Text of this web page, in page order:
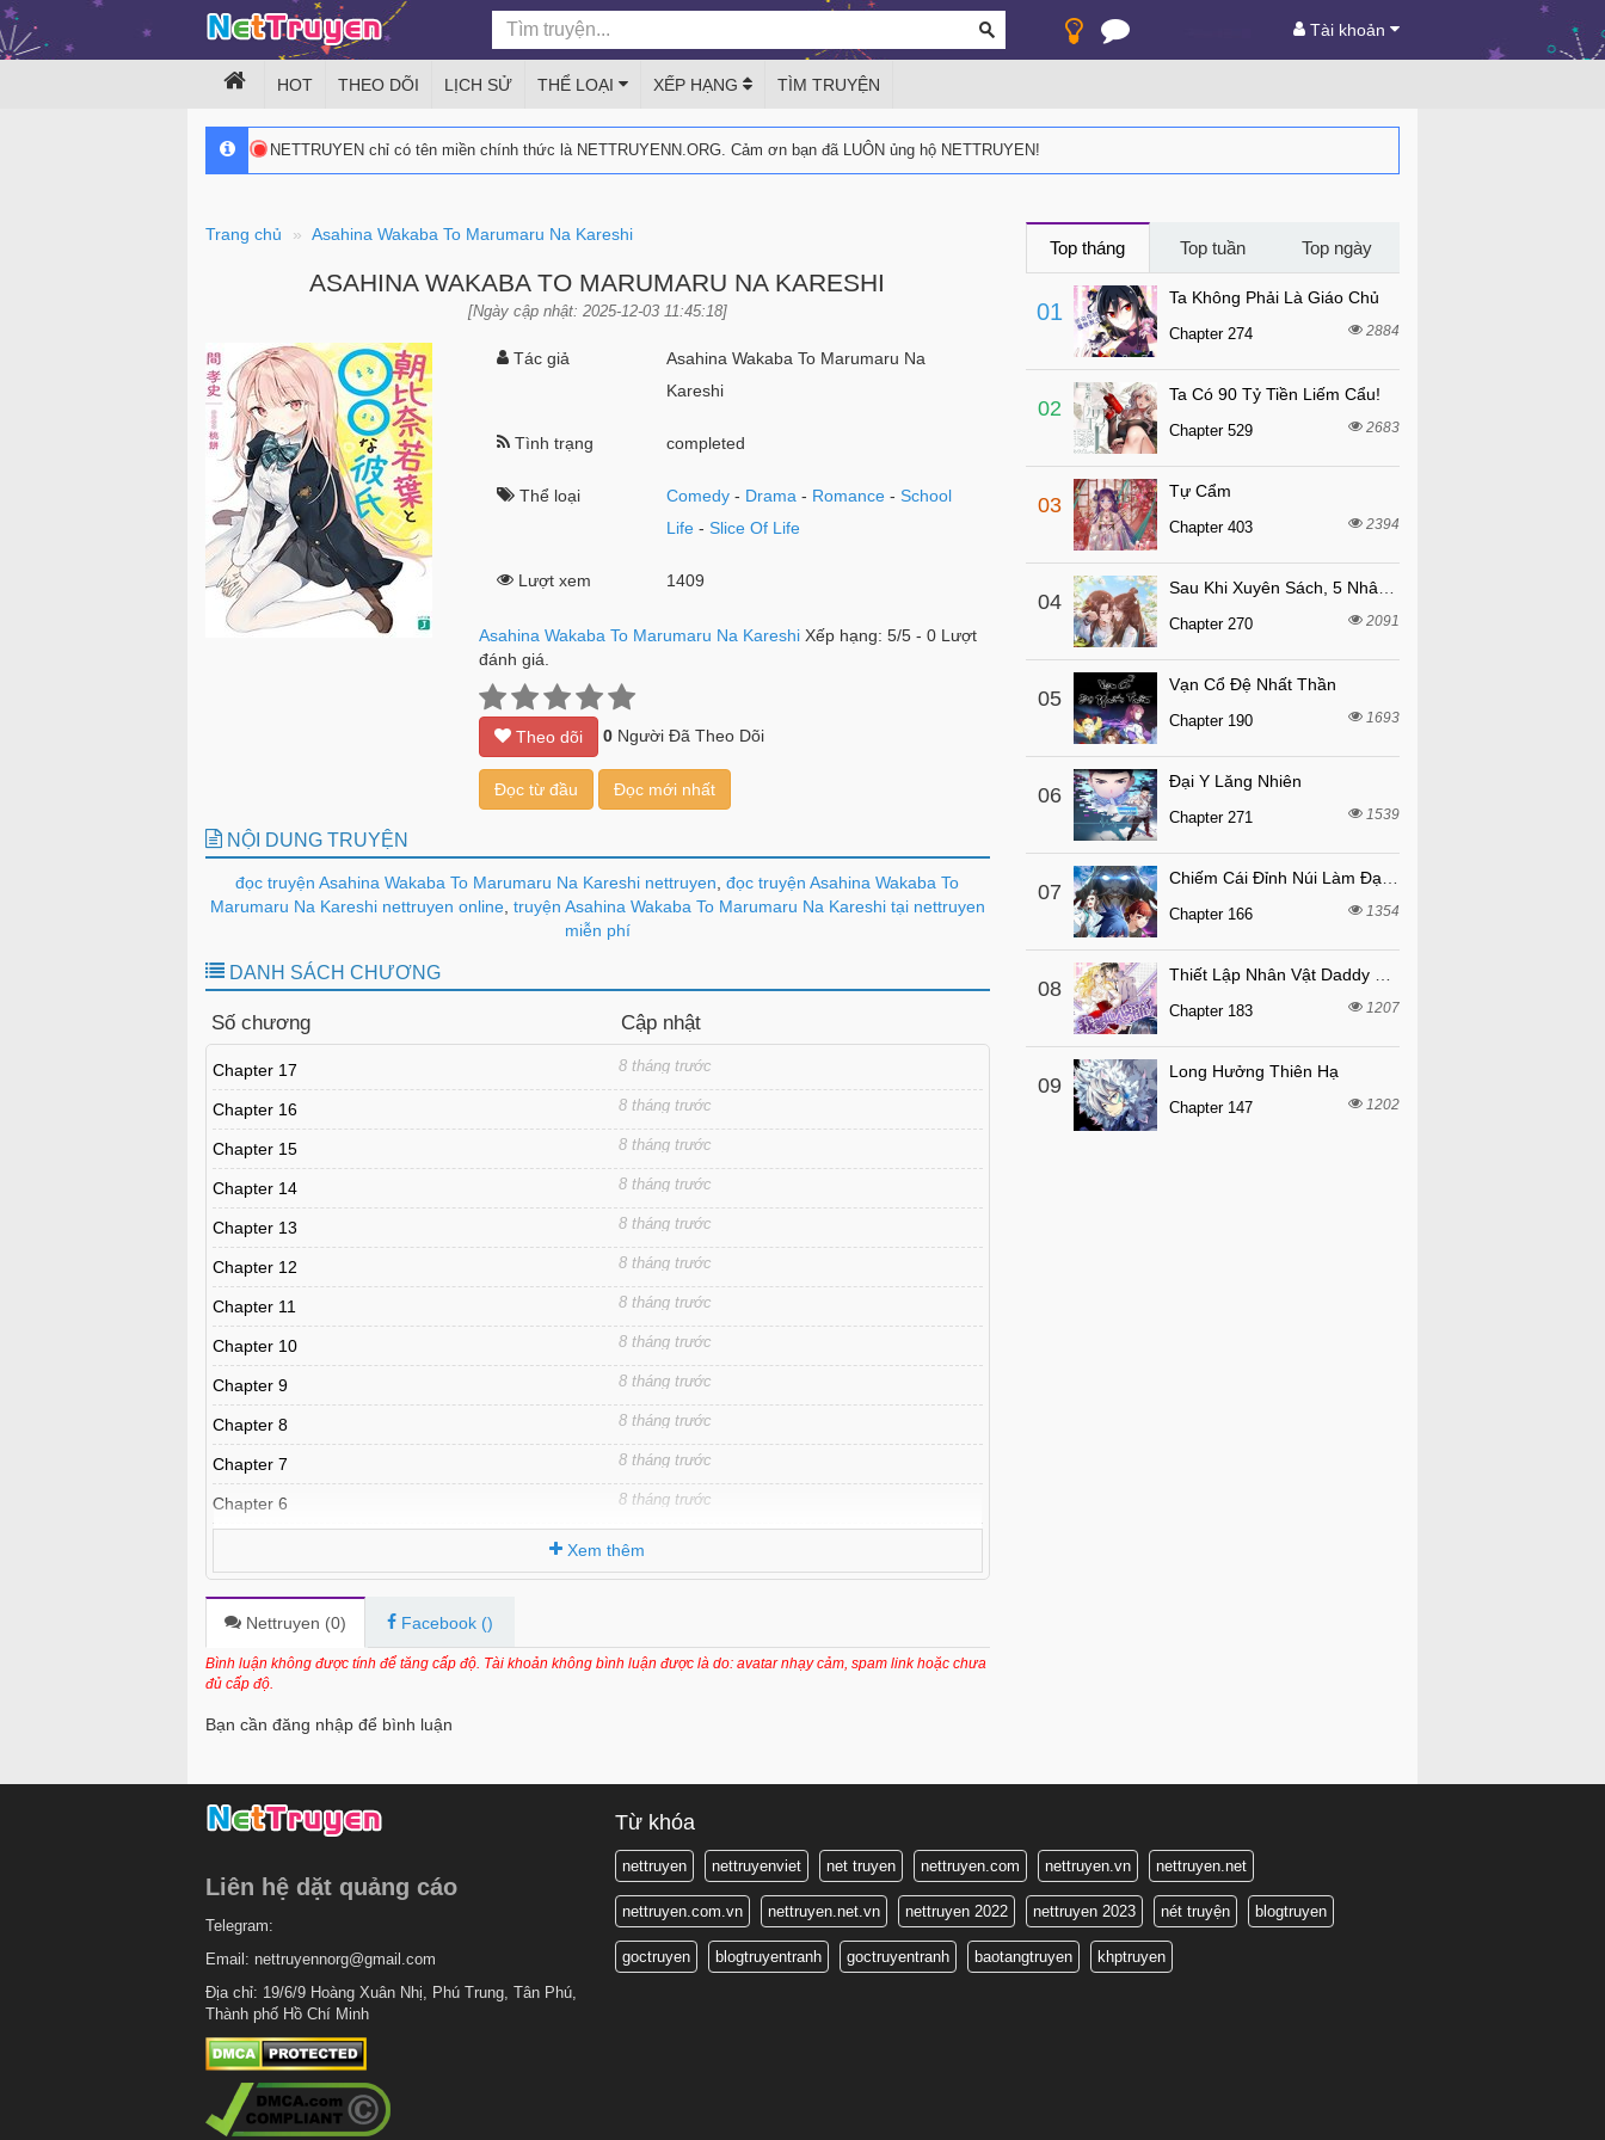
Tài khoản
HOT THEO DÕI LỊCH SỬ THỂ LOẠI XẾP HẠNG TÌM TRUYỆN
NETTRUYEN chỉ có tên miền chính thức là NETTRUYENN.ORG. Cảm ơn bạn đã LUÔN ủng hộ NETTRUYEN!
Trang chủ Asahina Wakaba To Marumaru Na Kareshi
ASAHINA WAKABA TO MARUMARU NA KARESHI
[Ngày cập nhật: 2025-12-03 11:45:18]
Tác giả
Asahina Wakaba To Marumaru Na
Kareshi
Tình trạng completed
Thể loại Comedy - Drama - Romance -School
Life -Slice Of Life
Lượt xem 1409
Asahina Wakaba To Marumaru Na Kareshi Xếp hạng: 5/5- 0Lượt
đánh giá.
Theo dõi 0Người Đã Theo Dõi
Đọc từ đầu Đọc mới nhất
NỘI DUNG TRUYỆN
đọc truyện Asahina Wakaba To Marumaru Na Kareshi nettruyen đọc truyện Asahina Wakaba To
Marumaru Na Kareshi nettruyen online, truyện Asahina Wakaba To Marumaru Na Kareshi tại nettruyen
miễn phí
DANH SÁCH CHƯƠNG
Số chương Cập nhật
Chapter 17 8 tháng trước
Chapter 16 8 tháng trước
Chapter 15 8 tháng trước
Chapter 14 8 tháng trước
Chapter 13 8 tháng trước
Chapter 12 8 tháng trước
Chapter 11 8 tháng trước
Chapter 10 8 tháng trước
Chapter 9 8 tháng trước
Chapter 8 8 tháng trước
Chapter 7 8 tháng trước
Chapter 6 8 tháng trước
Chapter 4 8 tháng trước
Chapter 3
Chapter 2 8 tháng trước
Xem thêm
Nettruyen (0) Facebook ()
Bình luận không được tính để tăng cấp độ. Tài khoản không bình luận được là do: avatar nhạy cảm, spam link hoặc chưa
đủ cấp độ.
Bạn cần đăng nhập để bình luận
Top tháng Top tuần Top ngày
01
Ta Không Phải Là Giáo Chủ
Chapter 274 2884
02
Ta Có 90 Tỷ Tiền Liếm Cẩu!
Chapter 529 2683
03
Tự Cẩm
Chapter 403 2394
04
Chapter 270 2091
05
Vạn Cổ Đệ Nhất Thần
Chapter 190 1693
06
Đại Y Lăng Nhiên
Chapter 271 1539
07
Chapter 166 1354
08
Chapter 183 1207
09
Long Hưởng Thiên Hạ
Chapter 147 1202
Liên hệ dặt quảng cáo
Telegram:
Email: nettruyennorg@gmail.com
Địa chỉ: 19/6/9 Hoàng Xuân Nhị, Phú Trung, Tân Phú,
Thành phố Hồ Chí Minh
Từ khóa
nettruyen nettruyenviet net truyen nettruyen.com nettruyen.vn nettruyen.net
nettruyen.com.vn nettruyen.net.vn nettruyen 2022 nettruyen 2023 nét truyện blogtruyen
goctruyen blogtruyentranh goctruyentranh baotangtruyen khptruyen